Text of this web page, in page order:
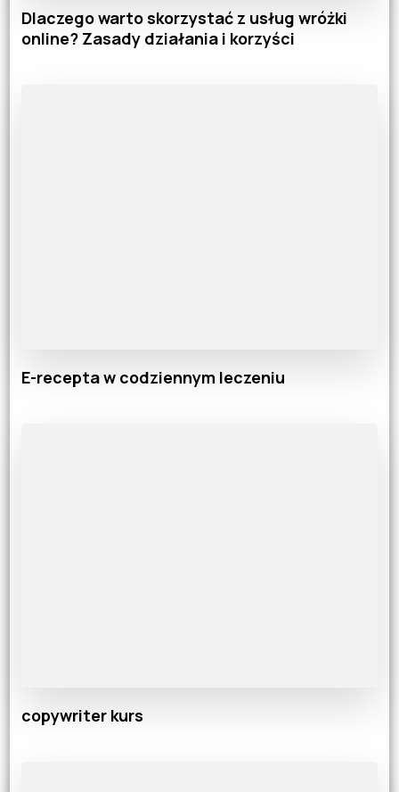
Dlaczego warto skorzystać z usług wróżki
online? Zasady działania i korzyści
E-recepta w codziennym leczeniu
copywriter kurs